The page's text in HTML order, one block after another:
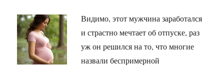
Видимо, этот мужчина заработался
и страстно мечтает об отпуске, раз
уж он решился на то, что многие
назвали беспримерной